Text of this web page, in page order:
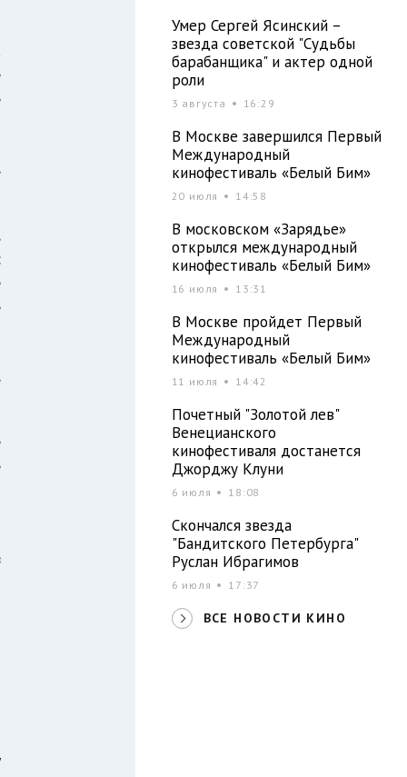
Умер Сергей Ясинский –
звезда советской "Судьбы
барабанщика" и актер одной
роли
3 августа 16:29
В Москве завершился Первый
Международный
кинофестиваль «Белый Бим»
20 июля 14:58
В московском «Зарядье»
открылся международный
кинофестиваль «Белый Бим»
16 июля 13:31
В Москве пройдет Первый
Международный
кинофестиваль «Белый Бим»
11 июля 14:42
Почетный "Золотой лев"
Венецианского
кинофестиваля достанется
Джорджу Клуни
6 июля 18:08
Скончался звезда
"Бандитского Петербурга"
Руслан Ибрагимов
6 июля 17:37
ВСЕ НОВОСТИ КИНО